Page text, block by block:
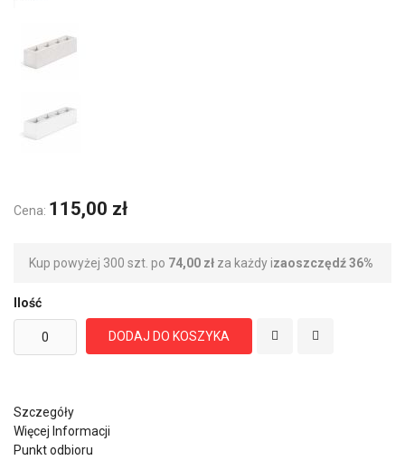
Cena: 115,00 zł
Kup powyżej 300 szt. po 74,00 zł za każdy izaoszczędź36%
Ilość
DODAJ DO KOSZYKA
Szczegóły
Więcej Informacji
Punkt odbioru